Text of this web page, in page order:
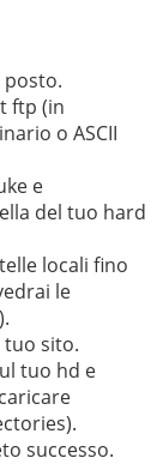
posto.
ftp (in
o ASCII
e
del tuo hard
locali fino
le
sito.
tuo hd e
successo.